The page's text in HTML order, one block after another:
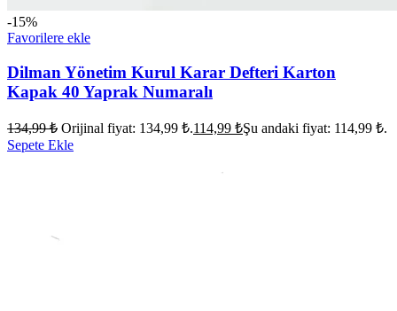
-15%
Favorilere ekle
Dilman Yönetim Kurul Karar Defteri Karton
Kapak 40 Yaprak Numaralı
134,99₺ Orijinal fiyat: 134,99 ₺.114,99 ₺Şu andaki fiyat: 114,99 ₺.
Sepete Ekle